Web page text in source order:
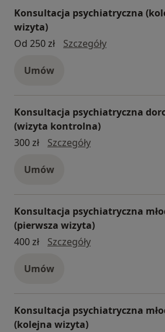
Konsultacja psychiatryczna
wizyta)
Od 250 zł
Szczegółykonsultacja
Umów
Konsultacja psychiatryczna
(wizyta kontrolna)
300 zł
SzczegółyKonsultacja
Umów
Konsultacja psychiatryczna
(pierwsza wizyta)
400 zł
Szczegółykonsultacja
Umów
Konsultacja psychiatryczna
(kolejna wizyta)